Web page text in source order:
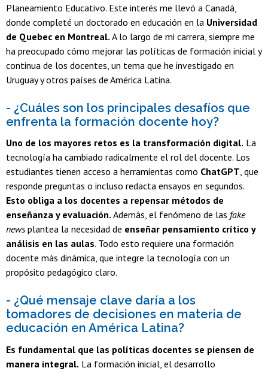
Planeamiento Educativo. Este interés me llevó a Canadá,
donde completé un doctorado en educación en la Universidad
de Quebec en Montreal. A lo largo de mi carrera, siempre me
ha preocupado cómo mejorar las políticas de formación inicial y
continua de los docentes, un tema que he investigado en
Uruguay y otros países de América Latina.
- ¿Cuáles son los principales desafíos que
enfrenta la formación docente hoy?
Uno de los mayores retos es la transformación digital. La
tecnología ha cambiado radicalmente el rol del docente. Los
estudiantes tienen acceso a herramientas como ChatGPT, que
responde preguntas o incluso redacta ensayos en segundos.
Esto obliga a los docentes a repensar métodos de
enseñanza y evaluación. Además, el fenómeno de las fake
newsplantea la necesidad de enseñar pensamiento crítico y
análisis en las aulas. Todo esto requiere una formación
docente más dinámica, que integre la tecnología con un
propósito pedagógico claro.
- ¿Qué mensaje clave daría a los
tomadores de decisiones en materia de
educación en América Latina?
Es fundamental que las políticas docentes se piensen de
manera integral. La formación inicial, el desarrollo